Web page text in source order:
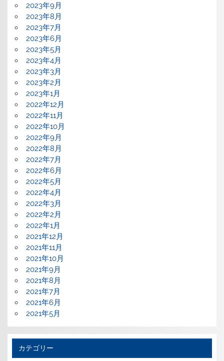
2023年9月
2023年8月
2023年7月
2023年6月
2023年5月
2023年4月
2023年3月
2023年2月
2023年1月
2022年12月
2022年11月
2022年10月
2022年9月
2022年8月
2022年7月
2022年6月
2022年5月
2022年4月
2022年3月
2022年2月
2022年1月
2021年12月
2021年11月
2021年10月
2021年9月
2021年8月
2021年7月
2021年6月
2021年5月
カテゴリー